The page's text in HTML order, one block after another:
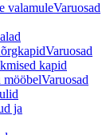
valamuleVaruosad
Varuosad
kapid
mööbelVaruosad
ja